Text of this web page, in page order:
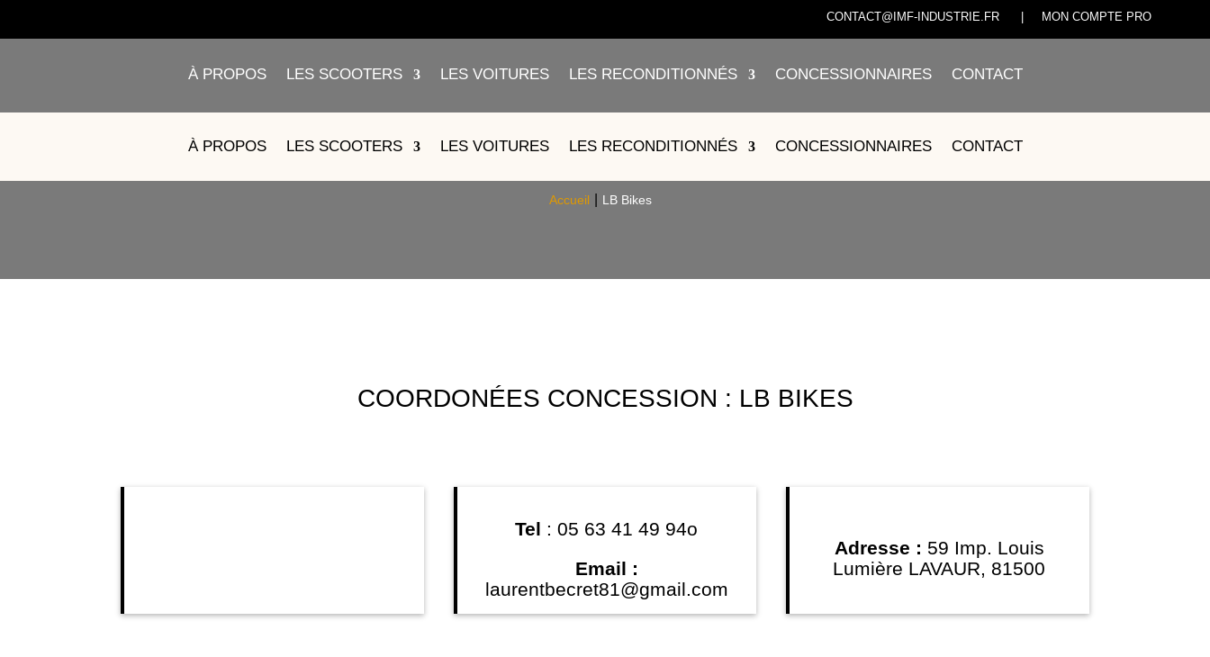
CONTACT@IMF-INDUSTRIE.FR MON COMPTE PRO
À PROPOS LES SCOOTERS LES VOITURES LES RECONDITIONNÉS CONCESSIONNAIRES CONTACT
À PROPOS LES SCOOTERS LES VOITURES LES RECONDITIONNÉS CONCESSIONNAIRES CONTACT
LB BIKES
Accueil LB Bikes
COORDONÉES CONCESSION : LB BIKES
Tel :05 63 41 49 94o
Email :
laurentbecret81@gmail.com
Adresse : 59 Imp. Louis
Lumière LAVAUR, 81500